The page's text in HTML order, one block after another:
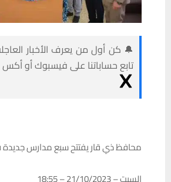
🔔 كن أول من يعرف الأخبار
تابع حساباتنا على فيسبوك أو أكس
محافظ ذي قار يفتتح سبع مدارس جديدة